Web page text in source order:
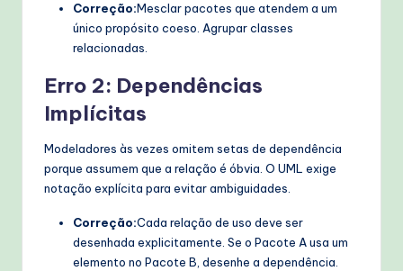
Correção:Mesclar pacotes que atendem a um
único propósito coeso. Agrupar classes
relacionadas.
Erro 2: Dependências
Implícitas
Modeladores às vezes omitem setas de dependência
porque assumem que a relação é óbvia. O UML exige
notação explícita para evitar ambiguidades.
Correção:Cada relação de uso deve ser
desenhada explicitamente. Se o Pacote A usa um
elemento no Pacote B, desenhe a dependência.